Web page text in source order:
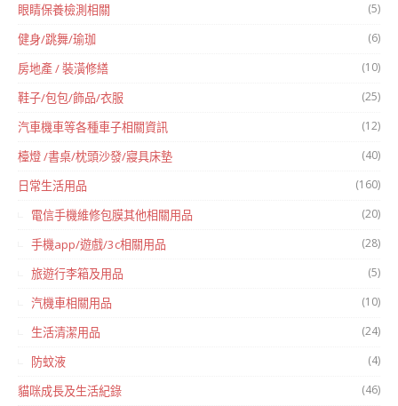
眼睛保養檢測相關 (5)
健身/跳舞/瑜珈 (6)
房地產 / 裝潢修繕 (10)
鞋子/包包/飾品/衣服 (25)
汽車機車等各種車子相關資訊 (12)
檯燈 /書桌/枕頭沙發/寢具床墊 (40)
日常生活用品 (160)
電信手機維修包膜其他相關用品 (20)
手機app/遊戲/3c相關用品 (28)
旅遊行李箱及用品 (5)
汽機車相關用品 (10)
生活清潔用品 (24)
防蚊液 (4)
貓咪成長及生活紀錄 (46)